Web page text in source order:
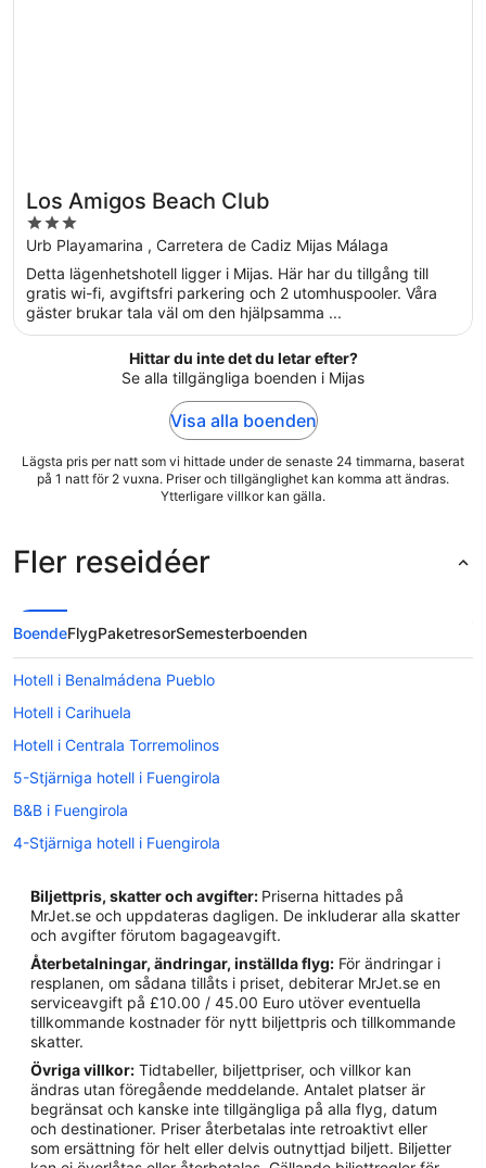
Los Amigos Beach Club
3
out
of
5
Urb Playamarina , Carretera de Cadiz Mijas Málaga
Detta lägenhetshotell ligger i Mijas. Här har du tillgång till
gratis wi-fi, avgiftsfri parkering och 2 utomhuspooler. Våra
gäster brukar tala väl om den hjälpsamma ...
Hittar du inte det du letar efter?
Se alla tillgängliga boenden i Mijas
Visa alla boenden
Lägsta pris per natt som vi hittade under de senaste 24 timmarna, baserat
på 1 natt för 2 vuxna. Priser och tillgänglighet kan komma att ändras.
Ytterligare villkor kan gälla.
Fler reseidéer
BoendeFlygPaketresorSemesterboenden
Hotell i Benalmádena Pueblo
Hotell i Carihuela
Hotell i Centrala Torremolinos
5-Stjärniga hotell i Fuengirola
B&B i Fuengirola
4-Stjärniga hotell i Fuengirola
Hotell i Alhaurin el Grande
Hotell i Arroyo de la Miel
Hotell i Benalmádena Costa
Hotell i Benalmádena
Hotell i Calahonda
Hotell i Coin
Hotell i El Faro
Hotell i närheten av Fuengirola
Biljettpris, skatter och avgifter: Priserna hittades på
MrJet.se och uppdateras dagligen. De inkluderar alla skatter
och avgifter förutom bagageavgift.
Återbetalningar, ändringar, inställda flyg: För ändringar i
resplanen, om sådana tillåts i priset, debiterar MrJet.se en
serviceavgift på £10.00 / 45.00 Euro utöver eventuella
tillkommande kostnader för nytt biljettpris och tillkommande
skatter.
Övriga villkor: Tidtabeller, biljettpriser, och villkor kan
ändras utan föregående meddelande. Antalet platser är
begränsat och kanske inte tillgängliga på alla flyg, datum
och destinationer. Priser återbetalas inte retroaktivt eller
som ersättning för helt eller delvis outnyttjad biljett. Biljetter